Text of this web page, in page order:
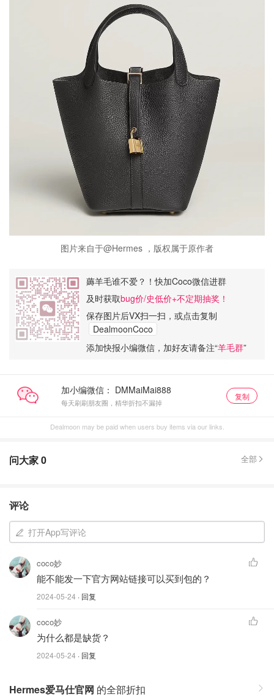
图片来自于@Hermes ，版权属于原作者
薅羊毛谁不爱？！快加Coco微信进群
及时获取bug价/史低价+不定期抽奖！
保存图片后VX扫一扫，或点击复制
DealmoonCoco
添加快报小编微信，加好友请备注“羊毛群”
加小编微信：
每天刷刷朋友圈，精华折扣不漏掉
复制
Dealmoon may be paid when users buy items via our links.
问大家0 全部
评论
打开App写评论
coco妙
能不能发一下官方网站链接可以买到包的？
2024-05-24 · 回复
coco妙
为什么都是缺货？
2024-05-24 · 回复
Hermes爱马仕官网 的全部折扣